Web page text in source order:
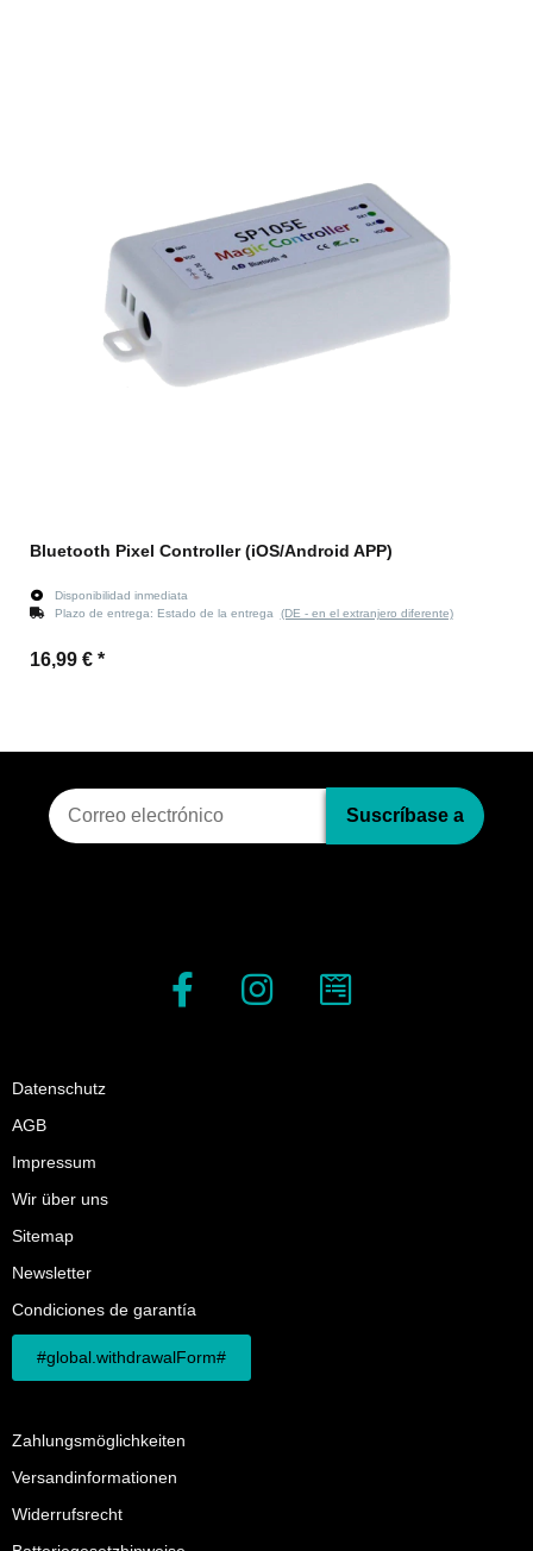
Bluetooth Pixel Controller (iOS/Android APP)
Disponibilidad inmediata
Plazo de entrega: Estado de la entrega (DE - en el extranjero diferente)
16,99 € *
Suscripci?n al bolet?n
Suscríbase a
Datenschutz
AGB
Impressum
Wir über uns
Sitemap
Newsletter
Condiciones de garantía
#global.withdrawalForm#
Zahlungsmöglichkeiten
Versandinformationen
Widerrufsrecht